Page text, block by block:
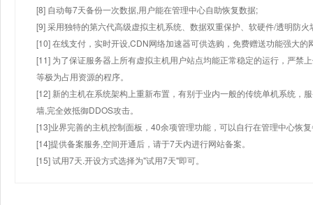
[8] 自动每7天备份一次数据,用户能在管理中心自助恢复数据;
[9] 采用独特的第六代高级虚拟主机系统、数据双重保护、软硬件/透明防火
[10] 在线支付，实时开设,CDN网络加速器可供选购，免费赠送功能强大
[11] 为了保证服务器上所有虚拟主机用户站点均能正常稳定的运行，严禁
等极为占用资源的程序。
[12] 新的主机在系统架构上重新布置，有别于业内一般的传统单机系统，
墙,完全效抵御DDOS攻击。
[13]业界完善的主机控制面板，40余项管理功能，可以自行在管理中心恢
[14]提供备案服务,空间开通后，请于7天内进行网站备案。
[15] 试用7天.开设方式选择为"试用7天"即可。